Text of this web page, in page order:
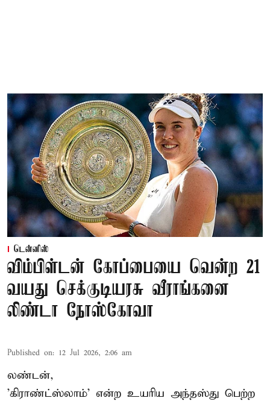
டென்னிஸ்
விம்பிள்டன் கோப்பையை வென்ற 21
வயது செக்குடியரசு வீராங்கனை
லிண்டா நோஸ்கோவா
Published on: 12 Jul 2026, 2:06 am
லண்டன்,
'கிராண்ட்ஸ்லாம்' என்ற உயரிய அந்தஸ்து பெற்ற